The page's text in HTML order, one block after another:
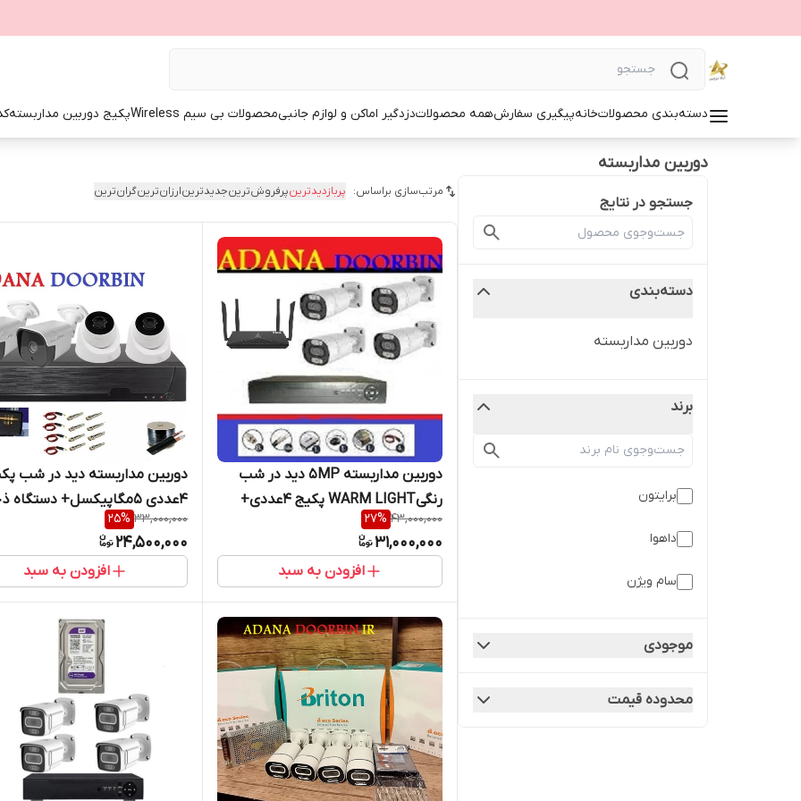
دسته‌بندی محصولاتخانهپیگیری سفارشهمه محصولاتدزدگیر اماکن و لوازم جانبیمحصولات بی سیم Wireless پکیج دوربین مداربسته
دوربین مداربسته
جستجو در نتایج
دسته‌بندی
دوربین مداربسته
برند
برایتون
داهوا
سام ویژن
موجودی
محدوده قیمت
مرتب‌سازی براساس: پربازدیدترینپرفروش‌ترینجدیدترینارزان‌ترینگران‌ترین
دوربین مداربسته 5MP دید در شب
رنگیWARM LIGHT پکیج 4عددی+
مودم سیم کارتی/ دارای گروه نصب در
تهران
43,000,000
27%
31,000,000
افزودن به سبد
دوربین مداربسته دید در شب
4عددی 5مگاپیکسل+ دستگاه
سازی برق اظطراری/ دارای گروه
در تهران
33,000,000
25%
24,500,000
افزودن به سبد